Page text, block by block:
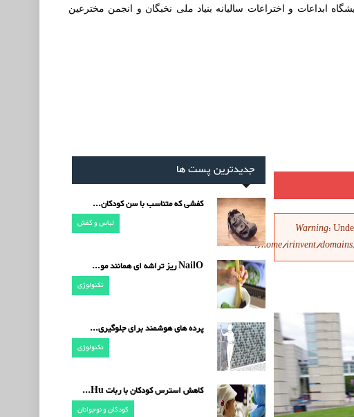
ابداعات و اختراعات سالیانه بنیاد ملی نخبگان و انجمن مخترعین
Warning:
/home/irinvent/
جدیدترین پست ها
کفشی که متناسب با سن کودکان...
لباس و کفش
NailO ریز تراشه ای همانند مو...
تکنولوژی
پرده های هوشمند برای جلوگیری...
تکنولوژی
کاهش استرس کودکان با ربات Hu...
کودکان و نوجوانان